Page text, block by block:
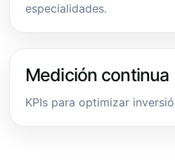
especialidades.
Medición continua
KPIs para optimizar